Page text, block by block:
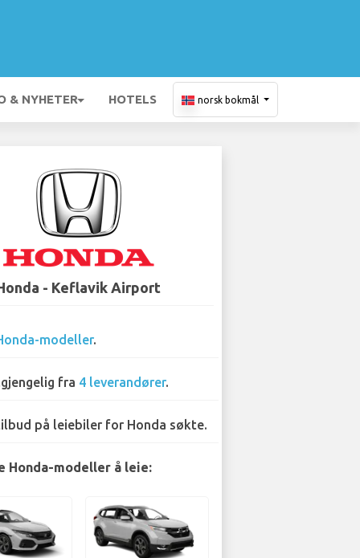
& NYHETER HOTELS norsk bokmål
- Keflavik Airport
modeller.
fra 4 leverandører.
på leiebiler for Honda søkte.
Honda-modeller å leie: